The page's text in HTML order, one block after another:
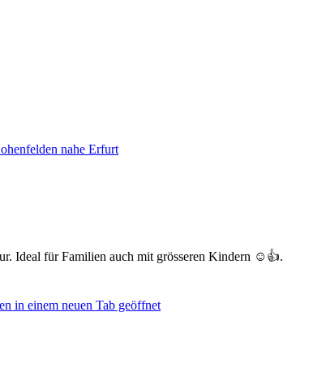
nahe Erfurt
Ideal für Familien auch mit grösseren Kindern ☺️👍.
in einem neuen Tab geöffnet